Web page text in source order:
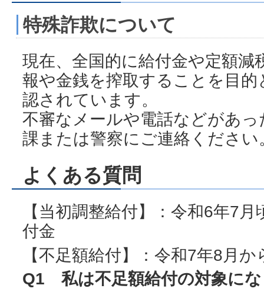
特殊詐欺について
現在、全国的に給付金や定額減
報や金銭を搾取することを目
認されています。
不審なメールや電話などがあ
課または警察にご連絡ください
よくある質問
【当初調整給付】：令和6年7
付金
【不足額給付】：令和7年8月
Q1 私は不足額給付の対象に